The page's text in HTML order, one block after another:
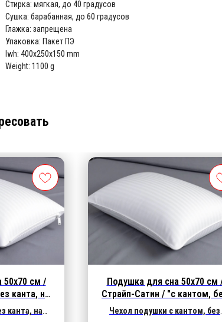
Стирка: мягкая, до 40 градусов
Сушка: барабанная, до 60 градусов
Глажка: запрещена
Упаковка: Пакет ПЭ
lwh: 400x250x150 mm
Weight: 1100 g
50х70 см /
канта, на
гр.
канта, на
Подушка для сна 50х70 см
Страйп-Сатин / "с кантом,
Чехол подушки с кантом, без